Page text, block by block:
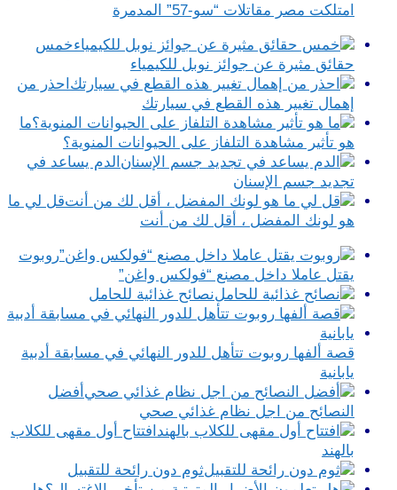
امتلكت مصر مقاتلات “سو-57” المدمرة
خمس
حقائق مثيرة عن جوائز نوبل للكيمياء
احذر من
إهمال تغيير هذه القطع في سيارتك
ما
هو تأثير مشاهدة التلفاز على الحيوانات المنوية؟
الدم يساعد في
تجديد جسم الإسنان
قل لي ما
هو لونك المفضل ، أقل لك من أنت
روبوت
يقتل عاملا داخل مصنع “فولكس واغن”
نصائح غذائية للحامل
قصة ألفها روبوت تتأهل للدور النهائي في مسابقة أدبية
يابانية
أفضل
النصائح من اجل نظام غذائي صحي
افتتاح أول مقهى للكلاب
بالهند
ثوم دون رائحة للتقبيل